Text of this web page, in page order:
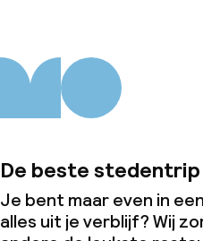
Beleid
De beste stedentrip
Je bent maar even in
alles uit je verblijf? Wij